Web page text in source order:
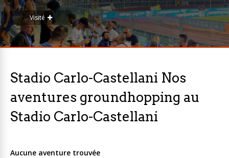
Visité
Stadio Carlo-Castellani Nos
aventures groundhopping au
Stadio Carlo-Castellani
Aucune aventure trouvée